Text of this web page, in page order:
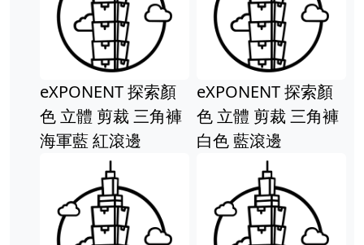
eXPONENT 探索顏
色 立體 剪裁 三角褲
海軍藍 紅滾邊
eXPONENT 探索顏
色 立體 剪裁 三角褲
白色 藍滾邊